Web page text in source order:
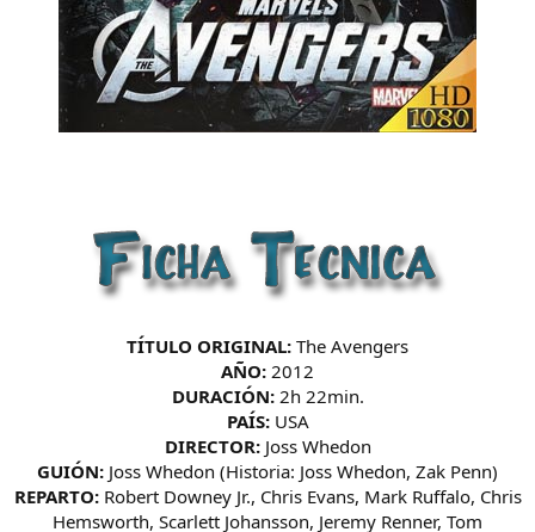
TÍTULO ORIGINAL: The Avengers
AÑO: 2012
DURACIÓN:2h 22min.
PAÍS:USA
DIRECTOR:Joss Whedon
GUIÓN: Joss Whedon (Historia: Joss Whedon, Zak Penn)
REPARTO:Robert Downey Jr., Chris Evans, Mark Ruffalo, Chris
Hemsworth, Scarlett Johansson, Jeremy Renner, Tom